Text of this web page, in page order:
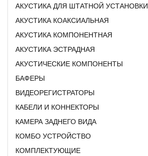
АКУСТИКА ДЛЯ ШТАТНОЙ УСТАНОВКИ
АКУСТИКА КОАКСИАЛЬНАЯ
АКУСТИКА КОМПОНЕНТНАЯ
АКУСТИКА ЭСТРАДНАЯ
АКУСТИЧЕСКИЕ КОМПОНЕНТЫ
БАФЕРЫ
ВИДЕОРЕГИСТРАТОРЫ
КАБЕЛИ И КОННЕКТОРЫ
КАМЕРА ЗАДНЕГО ВИДА
КОМБО УСТРОЙСТВО
КОМПЛЕКТУЮЩИЕ